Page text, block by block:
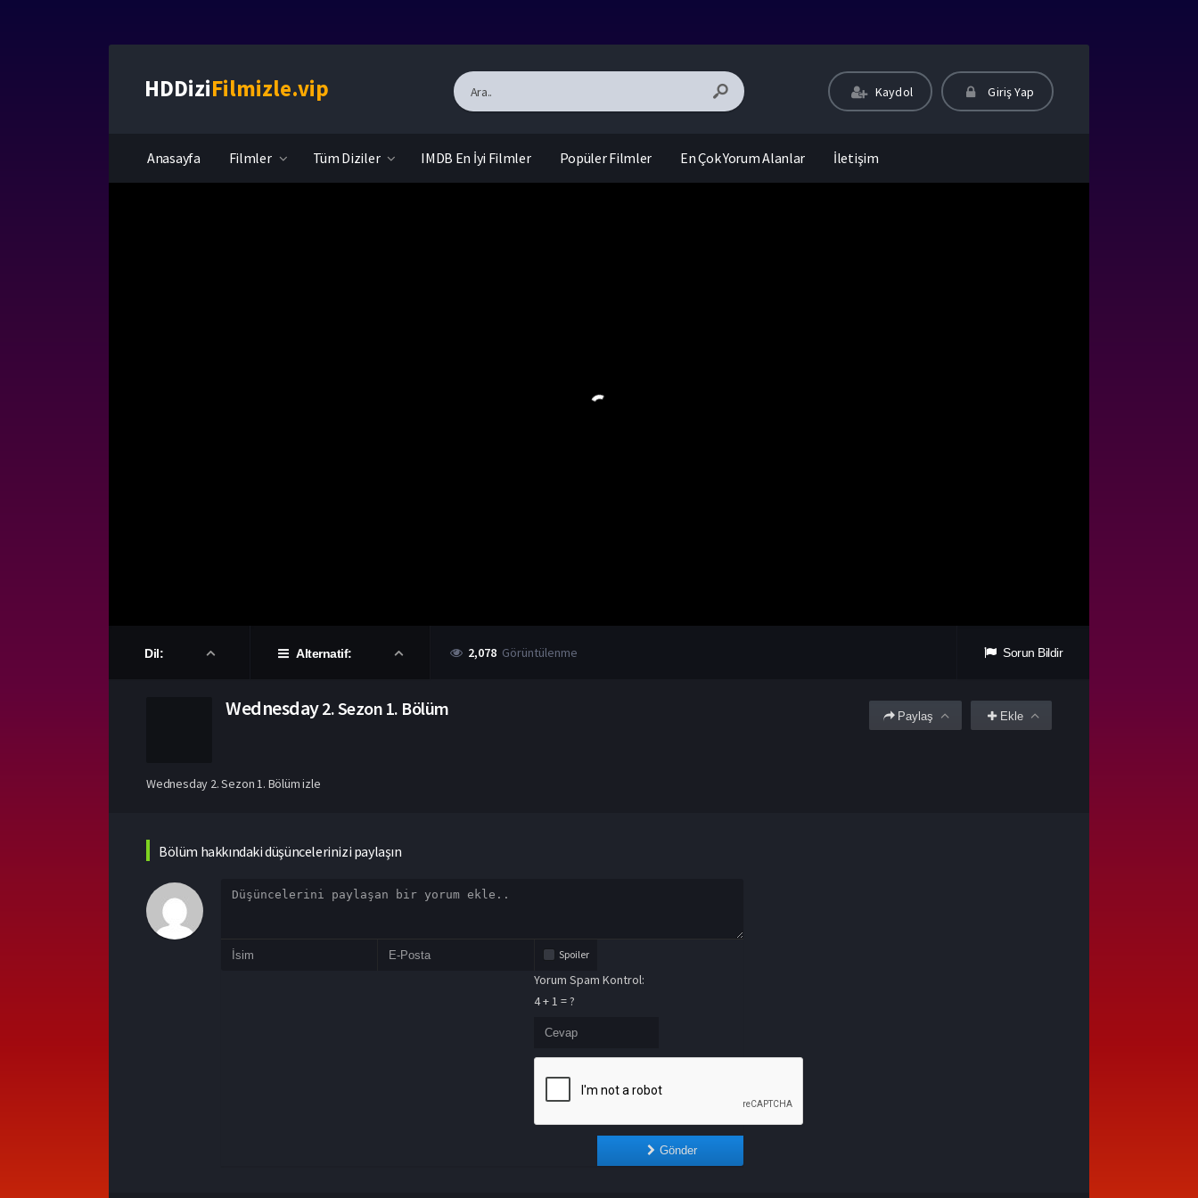
HDDiziFilmizle.vip Kaydol Giriş Yap
Anasayfa Filmler Tüm Diziler IMDB En İyi Filmler Popüler Filmler En Çok Yorum Alanlar İletişim
Dil: Alternatif: 2,078 Görüntülenme Sorun Bildir
Wednesday2. Sezon 1. Bölüm Ekle
Paylaş
Wednesday 2. Sezon 1. Bölüm izle
Bölüm hakkındaki düşüncelerinizi paylaşın
Spoiler
Yorum Spam Kontrol:
4 + 1 = ?
Gönder